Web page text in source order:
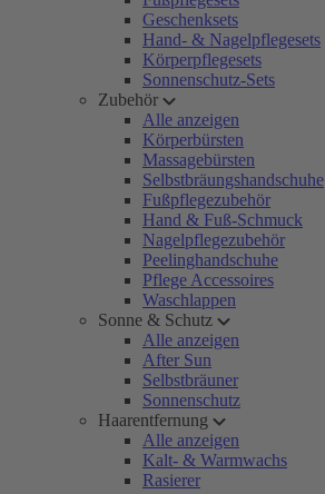
Geschenksets
Hand- & Nagelpflegesets
Körperpflegesets
Sonnenschutz-Sets
Zubehör
Alle anzeigen
Körperbürsten
Massagebürsten
Selbstbräungshandschuhe
Fußpflegezubehör
Hand & Fuß-Schmuck
Nagelpflegezubehör
Peelinghandschuhe
Pflege Accessoires
Waschlappen
Sonne & Schutz
Alle anzeigen
After Sun
Selbstbräuner
Sonnenschutz
Haarentfernung
Alle anzeigen
Kalt- & Warmwachs
Rasierer